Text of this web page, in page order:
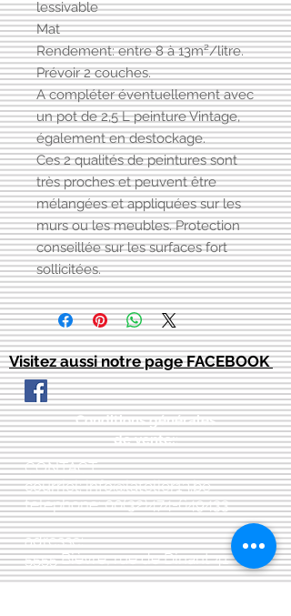
lessivable
Mat
Rendement: entre 8 à 13m²/litre.
Prévoir 2 couches.
A compléter éventuellement avec
un pot de 2,5 L peinture Vintage,
également en destockage.
Ces 2 qualités de peintures sont
très proches et peuvent être
mélangées et appliquées sur les
murs ou les meubles. Protection
conseillée sur les surfaces fort
sollicitées.
Visitez aussi notre page FACEBOOK
Conditions générales
de vente::
CONTACT:
courriel:info@latelier13.be
téléphone:00(32)474-649433
adresse:
5555 Bièvre, rue de Dinant 41